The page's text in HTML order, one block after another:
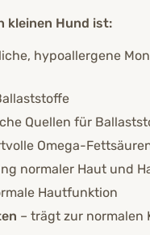
kleinen Hund ist:
hypoallergene
Quellen für
Omega-
normaler Haut und
Hautfunktion
– trägt zur normalen